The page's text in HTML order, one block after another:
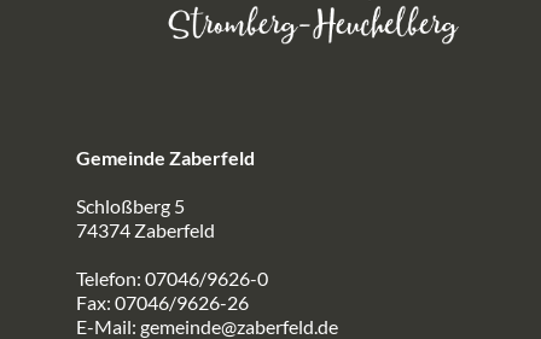
Gemeinde Zaberfeld
Schloßberg 5
74374 Zaberfeld
Telefon: 07046/9626-0
Fax: 07046/9626-26
E-Mail: gemeinde@zaberfeld.de